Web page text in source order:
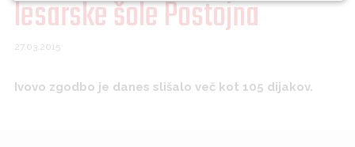
lesarske šole Postojna
27.03.2015
Ivovo zgodbo je danes slišalo več kot 105 dijakov.